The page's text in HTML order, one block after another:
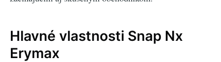
Hlavné vlastnosti Snap Nx
Erymax